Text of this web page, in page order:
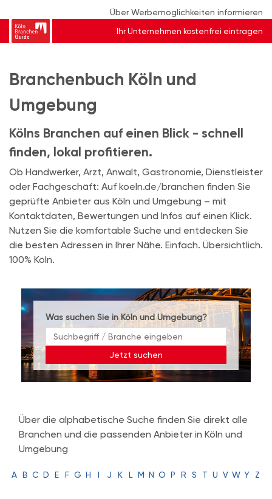
Über Werbemöglichkeiten informieren
Ihr Unternehmen kostenfrei eintragen
Branchenbuch Köln und
Umgebung
Kölns Branchen auf einen Blick - schnell
finden, lokal profitieren.
Ob Handwerker, Arzt, Anwalt, Gastronomie, Dienstleister
oder Fachgeschäft: Auf koeln.de/branchen finden Sie
geprüfte Anbieter aus Köln und Umgebung – mit
Kontaktdaten, Bewertungen und Infos auf einen Klick.
Nutzen Sie die komfortable Suche und entdecken Sie
die besten Adressen in Ihrer Nähe. Einfach. Übersichtlich.
100% Köln.
Was suchen Sie in Köln und Umgebung?
Jetzt suchen
Über die alphabetische Suche finden Sie direkt alle
Branchen und die passenden Anbieter in Köln und
Umgebung
A B C D E F G H I J K L M N O P R S T U V W Y Z